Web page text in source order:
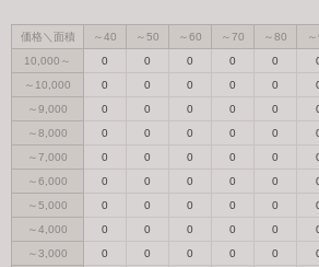
価格＼面積 ～40 ～50 ～60 ～70 ～80
10,000～
0 0 0 0 0
～10,000
0 0 0 0 0
～9,000
0 0 0 0 0
～8,000
0 0 0 0 0
～7,000
0 0 0 0 0
～6,000
0 0 0 0 0
～5,000
0 0 0 0 0
～4,000
0 0 0 0 0
～3,000
0 0 0 0 0